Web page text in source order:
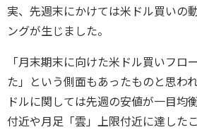
実、先週末にかけては米ドル買いの
ングが生じました。
「月末期末に向けた米ドル買いフロ
た」という側面もあったものと思わ
ドルに関しては先週の安値が一目均
付近や月足「雲」上限付近に達した